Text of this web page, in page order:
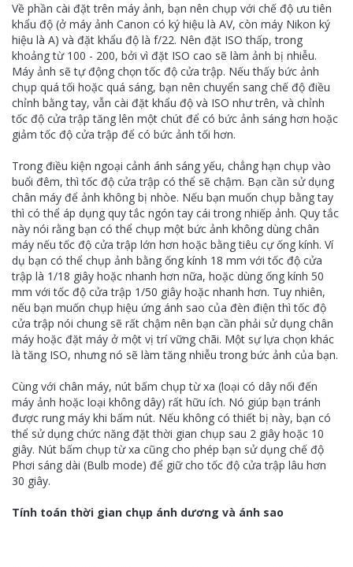
Về phần cài đặt trên máy ảnh, bạn nên chụp với chế độ ưu tiên
khẩu độ (ở máy ảnh Canon có ký hiệu là AV, còn máy Nikon ký
hiệu là A) và đặt khẩu độ là f/22. Nên đặt ISO thấp, trong
khoảng từ 100 - 200, bởi vì đặt ISO cao sẽ làm ảnh bị nhiễu.
Máy ảnh sẽ tự động chọn tốc độ cửa trập. Nếu thấy bức ảnh
chụp quá tối hoặc quá sáng, bạn nên chuyển sang chế độ điều
chỉnh bằng tay, vẫn cài đặt khẩu độ và ISO như trên, và chỉnh
tốc độ cửa trập tăng lên một chút để có bức ảnh sáng hơn hoặc
giảm tốc độ cửa trập để có bức ảnh tối hơn.
Trong điều kiện ngoại cảnh ánh sáng yếu, chẳng hạn chụp vào
buổi đêm, thì tốc độ cửa trập có thể sẽ chậm. Bạn cần sử dụng
chân máy để ảnh không bị nhòe. Nếu bạn muốn chụp bằng tay
thì có thể áp dụng quy tắc ngón tay cái trong nhiếp ảnh. Quy tắc
này nói rằng bạn có thể chụp một bức ảnh không dùng chân
máy nếu tốc độ cửa trập lớn hơn hoặc bằng tiêu cự ống kính. Ví
dụ bạn có thể chụp ảnh bằng ống kính 18 mm với tốc độ cửa
trập là 1/18 giây hoặc nhanh hơn nữa, hoặc dùng ống kính 50
mm với tốc độ cửa trập 1/50 giây hoặc nhanh hơn. Tuy nhiên,
nếu bạn muốn chụp hiệu ứng ánh sao của đèn điện thì tốc độ
cửa trập nói chung sẽ rất chậm nên bạn cần phải sử dụng chân
máy hoặc đặt máy ở một vị trí vững chãi. Một sự lựa chọn khác
là tăng ISO, nhưng nó sẽ làm tăng nhiễu trong bức ảnh của bạn.
Cùng với chân máy, nút bấm chụp từ xa (loại có dây nối đến
máy ảnh hoặc loại không dây) rất hữu ích. Nó giúp bạn tránh
được rung máy khi bấm nút. Nếu không có thiết bị này, bạn có
thể sử dụng chức năng đặt thời gian chụp sau 2 giây hoặc 10
giây. Nút bấm chụp từ xa cũng cho phép bạn sử dụng chế độ
Phơi sáng dài (Bulb mode) để giữ cho tốc độ cửa trập lâu hơn
30 giây.
Tính toán thời gian chụp ánh dương và ánh sao